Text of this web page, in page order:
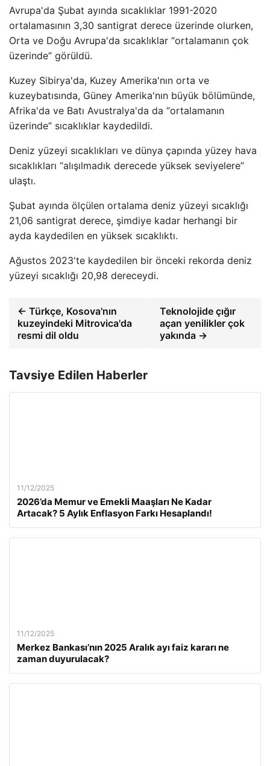
Avrupa'da Şubat ayında sıcaklıklar 1991-2020
ortalamasının 3,30 santigrat derece üzerinde olurken,
Orta ve Doğu Avrupa'da sıcaklıklar “ortalamanın çok
üzerinde” görüldü.
Kuzey Sibirya'da, Kuzey Amerika'nın orta ve
kuzeybatısında, Güney Amerika'nın büyük bölümünde,
Afrika'da ve Batı Avustralya'da da “ortalamanın
üzerinde” sıcaklıklar kaydedildi.
Deniz yüzeyi sıcaklıkları ve dünya çapında yüzey hava
sıcaklıkları “alışılmadık derecede yüksek seviyelere”
ulaştı.
Şubat ayında ölçülen ortalama deniz yüzeyi sıcaklığı
21,06 santigrat derece, şimdiye kadar herhangi bir
ayda kaydedilen en yüksek sıcaklıktı.
Ağustos 2023'te kaydedilen bir önceki rekorda deniz
yüzeyi sıcaklığı 20,98 dereceydi.
← Türkçe, Kosova'nın
kuzeyindeki Mitrovica'da
resmi dil oldu
Teknolojide çığır
açan yenilikler çok
yakında →
Tavsiye Edilen Haberler
11/12/2025
2026’da Memur ve Emekli Maaşları Ne Kadar
Artacak? 5 Aylık Enflasyon Farkı Hesaplandı!
11/12/2025
Merkez Bankası’nın 2025 Aralık ayı faiz kararı ne
zaman duyurulacak?